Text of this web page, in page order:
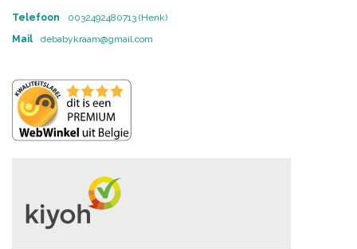
Telefoon
0032492480713 (Henk)
Mail
debabykraam@gmail.com